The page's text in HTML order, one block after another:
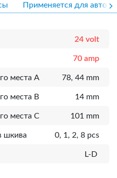
Применяется для авто
24 volt
70 amp
места A 78, 44 mm
места B 14 mm
места C 101 mm
шкива 0, 1, 2, 8 pcs
L-D